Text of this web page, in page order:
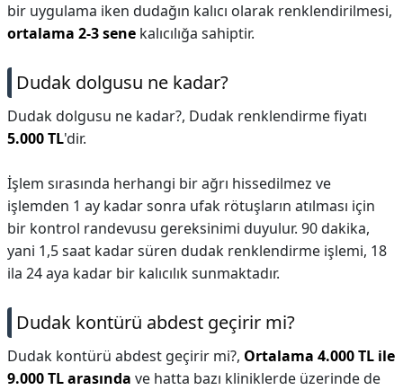
bir uygulama iken dudağın kalıcı olarak renklendirilmesi,
ortalama 2-3 sene kalıcılığa sahiptir.
Dudak dolgusu ne kadar?
Dudak dolgusu ne kadar?, Dudak renklendirme fiyatı
5.000 TL'dir.
İşlem sırasında herhangi bir ağrı hissedilmez ve
işlemden 1 ay kadar sonra ufak rötuşların atılması için
bir kontrol randevusu gereksinimi duyulur. 90 dakika,
yani 1,5 saat kadar süren dudak renklendirme işlemi, 18
ila 24 aya kadar bir kalıcılık sunmaktadır.
Dudak kontürü abdest geçirir mi?
Dudak kontürü abdest geçirir mi?, Ortalama 4.000 TL ile
9.000 TL arasında ve hatta bazı kliniklerde üzerinde de